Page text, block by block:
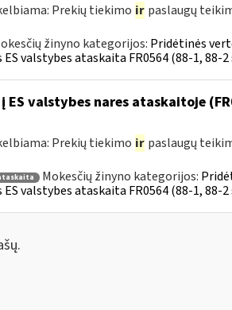
Prekių tiekimo ir paslaugų
žinyno kategorijos: Pridėtinės
valstybes ataskaita FR0564 (88-1, 88-2
valstybes nares ataskaitoje
Prekių tiekimo ir paslaugų
Mokesčių žinyno kategorijos:
valstybes ataskaita FR0564 (88-1, 88-2